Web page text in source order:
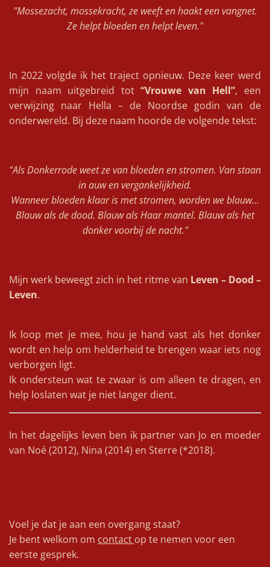
"Mossezacht, mossekracht, ze weeft en haakt een vangnet.
Ze helpt bloeden en helpt leven."
In 2022 volgde ik het traject opnieuw. Deze keer werd
mijn naam uitgebreid tot“Vrouwe van Hell”, een
verwijzing naar Hella – de Noordse godin van de
onderwereld. Bij deze naam hoorde de volgende tekst:
"Als Donkerrode weet ze van bloeden en stromen. Van staan
in auw en vergankelijkheid.
Wanneer bloeden klaar is met stromen, worden we blauw…
Blauw als de dood. Blauw als Haar mantel. Blauw als het
donker voorbij de nacht."
Mijn werk beweegt zich in het ritme van Leven – Dood –
Leven.
Ik loop met je mee, hou je hand vast als het donker
wordt en help om helderheid te brengen waar iets nog
verborgen ligt.
Ik ondersteun wat te zwaar is om alleen te dragen, en
help loslaten wat je niet langer dient.
In het dagelijks leven ben ik partner van Jo en moeder
van Noé (2012), Nina (2014) en Sterre (*2018).
Voel je dat je aan een overgang staat?
Je bent welkom om contact op te nemen voor een
eerste gesprek.